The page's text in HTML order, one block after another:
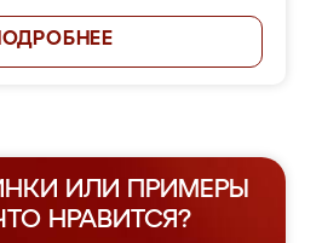
ИЛИ ПРИМЕРЫ
НРАВИТСЯ?